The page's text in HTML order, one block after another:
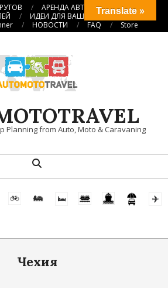
АРЕНДА АВТОКЕМПЕРОВ
ИДЕИ ДЛЯ ВАШИХ ПУТЕШЕСТВИЙ
НОВОСТИ FAQ Store
Planning from Auto, Moto & Caravaning
Поиск
Чехия
Translate »